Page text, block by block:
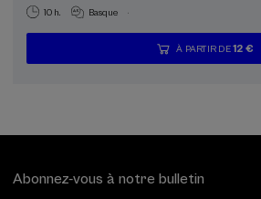
10 h. Basque .
...
À PARTIR DE12 €
Dernières
places
Gratuit
Date
passée
Liste
d'attente
Période
d'inscription
Abonnez-vous à notre bulletin